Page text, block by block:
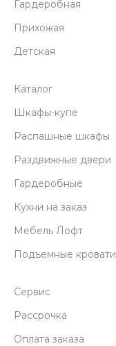
Гардеробная
Прихожая
Детская
Каталог
Шкафы-купе
Распашные шкафы
Раздвижные двери
Гардеробные
Кухни на заказ
Мебель Лофт
Подъемные кровати
Сервис
Рассрочка
Оплата заказа